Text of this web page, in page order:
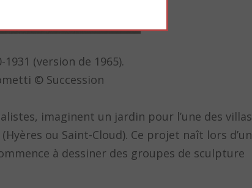
1931 (version de 1965).
© Succession
imaginent un jardin pour l’une des villas
ou Saint-Cloud). Ce projet naît lors d’un
à dessiner des groupes de sculpture